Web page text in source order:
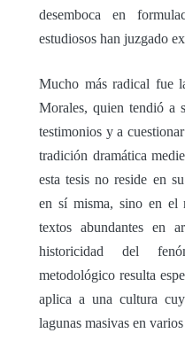
desemboca en
estudiosos han juzgado
Mucho más radical fue
Morales, quien tendió a
testimonios y a
tradición dramática
esta tesis no reside en
en sí misma, sino en el
textos abundantes en
historicidad del
metodológico resulta
aplica a una cultura
lagunas masivas en